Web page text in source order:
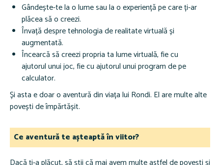
Gândește-te la o lume sau la o experiență pe care ți-ar
plăcea să o creezi.
Învață despre tehnologia de realitate virtuală și
augmentată.
Încearcă să creezi propria ta lume virtuală, fie cu
ajutorul unui joc, fie cu ajutorul unui program de pe
calculator.
Și asta e doar o aventură din viața lui Rondi. El are multe alte
povești de împărtășit.
Ce aventură te așteaptă în viitor?